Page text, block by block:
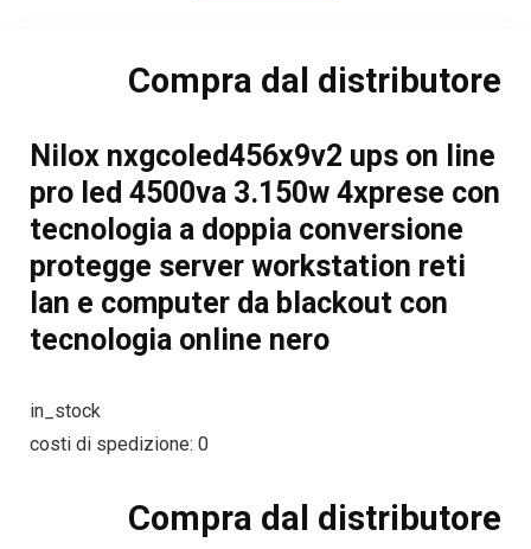
Compra dal distributore
Nilox nxgcoled456x9v2 ups on line
pro led 4500va 3.150w 4xprese con
tecnologia a doppia conversione
protegge server workstation reti
lan e computer da blackout con
tecnologia online nero
in_stock
costi di spedizione: 0
Compra dal distributore